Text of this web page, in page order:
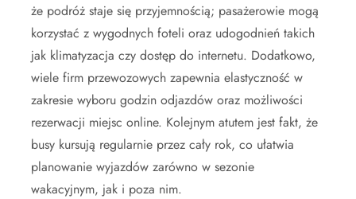
że podróż staje się przyjemnością; pasażerowie mogą
korzystać z wygodnych foteli oraz udogodnień takich
jak klimatyzacja czy dostęp do internetu. Dodatkowo,
wiele firm przewozowych zapewnia elastyczność w
zakresie wyboru godzin odjazdów oraz możliwości
rezerwacji miejsc online. Kolejnym atutem jest fakt, że
busy kursują regularnie przez cały rok, co ułatwia
planowanie wyjazdów zarówno w sezonie
wakacyjnym, jak i poza nim.